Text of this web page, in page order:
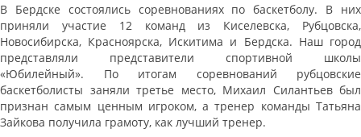
В Бердске состоялись соревнованиях по баскетболу. В них
приняли участие 12 команд из Киселевска, Рубцовска,
Новосибирска, Красноярска, Искитима и Бердска. Наш город
представляли представители спортивной школы
«Юбилейный». По итогам соревнований рубцовские
баскетболисты заняли третье место, Михаил Силантьев был
признан самым ценным игроком, а тренер команды Татьяна
Зайкова получила грамоту, как лучший тренер.